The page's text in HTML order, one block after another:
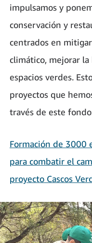
impulsamos y
conservación y
centrados en
climático, mejorar
espacios verdes.
proyectos que
través de este
Formación de 3000
para combatir el
proyecto Cascos